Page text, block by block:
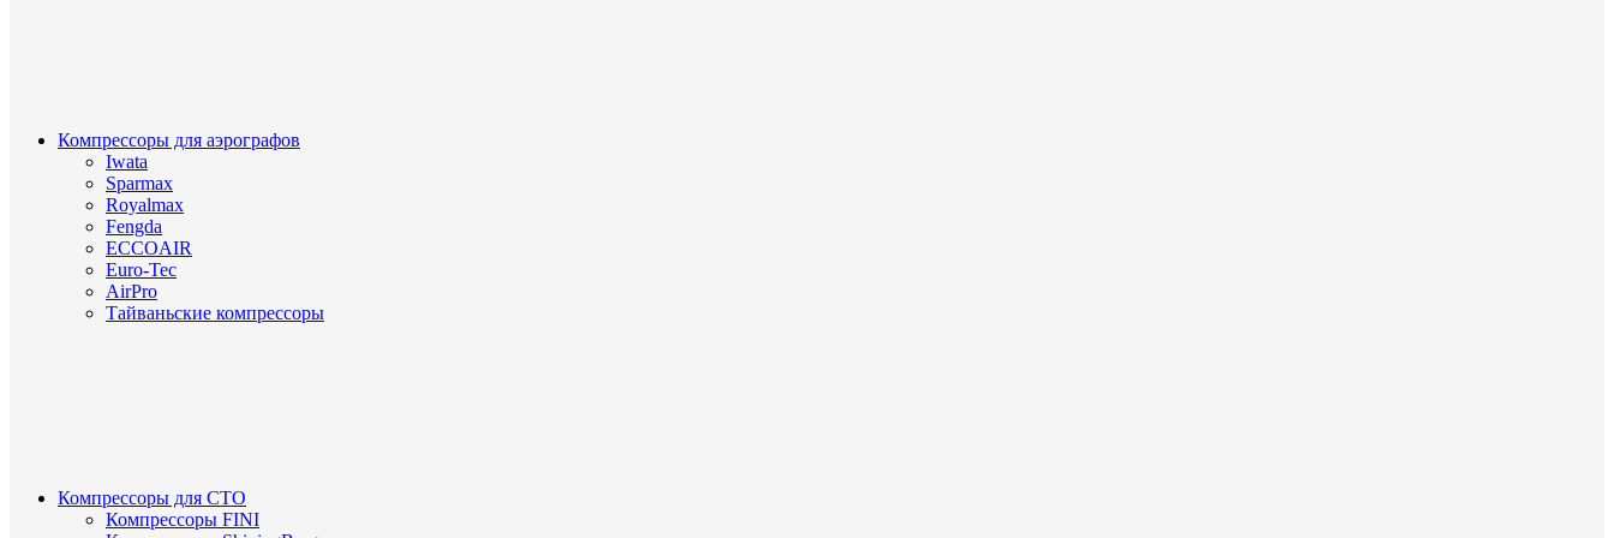
Компрессоры для аэрографов
Iwata
Sparmax
Royalmax
Fengda
ECCOAIR
Euro-Tec
AirPro
Тайваньские компрессоры
Компрессоры для СТО
Компрессоры FINI